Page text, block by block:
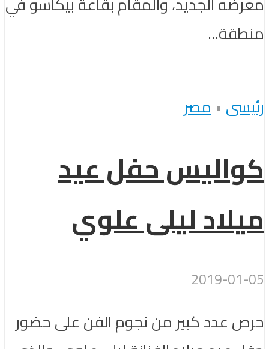
منطقة...
رئيسى •مصر
كواليس حفل عيد
ميلاد ليلى علوي
2019-01-05
حرص عدد كبير من نجوم الفن على حضور